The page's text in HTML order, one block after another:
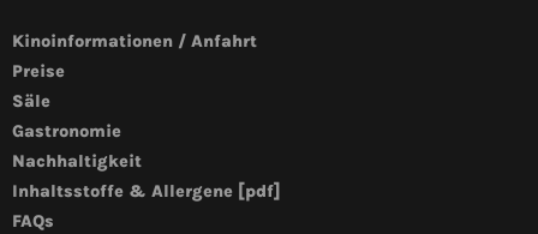
Kinoinformationen / Anfahrt
Preise
Säle
Gastronomie
Nachhaltigkeit
Inhaltsstoffe & Allergene [pdf]
FAQs